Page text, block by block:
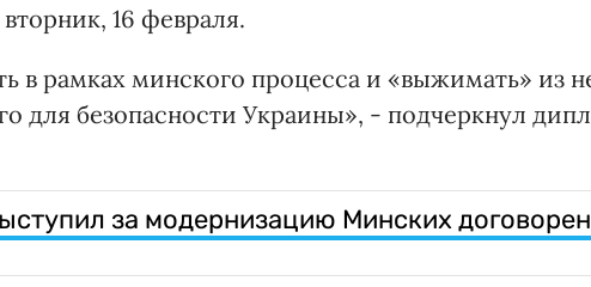
16 февраля.
в рамках минского процесса и «выжимать» из
для безопасности Украины», - подчеркнул
за модернизацию Минских